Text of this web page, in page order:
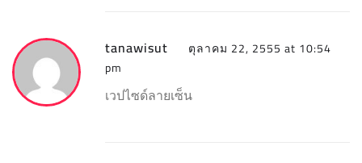
tanawisut
ตุลาคม 22, 2555 at 10:54
pm
เวปไซด์ลายเซ็น